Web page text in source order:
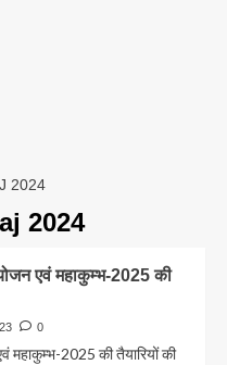
2024
2024
एवं महाकुम्भ-2025 की
0
महाकुम्भ-2025 की तैयारियों की